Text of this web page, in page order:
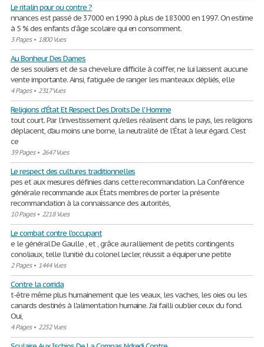
Le ritalin pour ou contre ?
nnances est passé de 37000 en 1990 à plus de 183000 en 1997. On estime
à 5 % des enfants d’âge scolaire qui en consomment.
3 Pages• 1800 Vues
Au Bonheur Des Dames
de ses souliers et de sa chevelure difficile à coiffer, ne lui laissent aucune
vente importante. Ainsi, fatiguée de ranger les manteaux dépliés, elle
4 Pages• 2317 Vues
Religions d'État Et Respect Des Droits De l' Homme
tout court. Par l'investissement qu'elles réalisent dans le pays, les religions
déplacent, d'au moins une borne, la neutralité de l'État à leur égard. C'est
ce
39 Pages• 2647 Vues
Le respect des cultures traditionnelles
pes et aux mesures définies dans cette recommandation. La Conférence
générale recommande aux États membres de porter la présente
recommandation à la connaissance des autorités,
10 Pages• 2218 Vues
Le combat contre l'occupant
e le général De Gaulle , et , grâce au ralliement de petits contingents
conoliaux, telle l'unitié du colonel Lecler, réussit a équiper une petite
2 Pages• 1444 Vues
Contre la corrida
t-être même plus humainement que les veaux, les vaches, les oies ou les
canards destinés à l'alimentation humaine. J'ai failli oublier ceux du fond.
Oui,
4 Pages• 2232 Vues